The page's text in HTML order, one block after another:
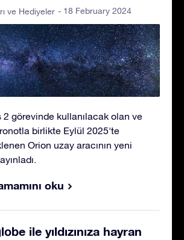
ve Hediyeler - 18 February 2024
2 görevinde kullanılacak olan ve
birlikte Eylül 2025'te
Orion uzay aracının yeni
oku
ile yıldızınıza hayran